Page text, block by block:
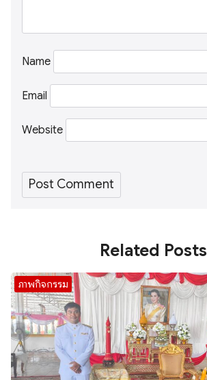
Name
Email
Website
Related Posts
ภาพกิจกรรม